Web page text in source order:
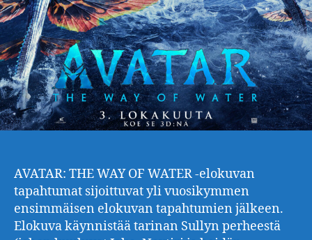
AVATAR: THE WAY OF WATER -elokuvan
tapahtumat sijoittuvat yli vuosikymmen
ensimmäisen elokuvan tapahtumien jälkeen.
Elokuva käynnistää tarinan Sullyn perheestä